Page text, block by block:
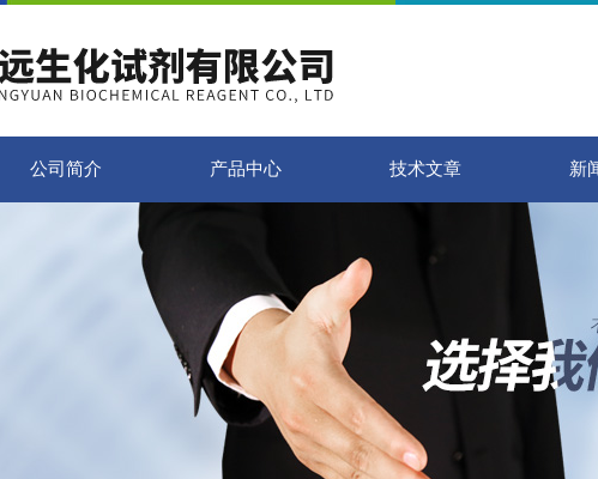
公司简介 产品中心 技术文章 新